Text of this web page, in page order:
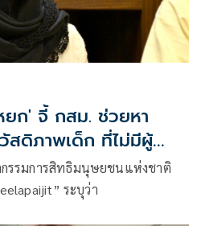
ก' จี้ กสม. ช่วยหา
สดิภาพเด็ก ที่ไม่มีผู้
รรมการสิทธิมนุษยชนแห่งชาติ
ระบุว่า